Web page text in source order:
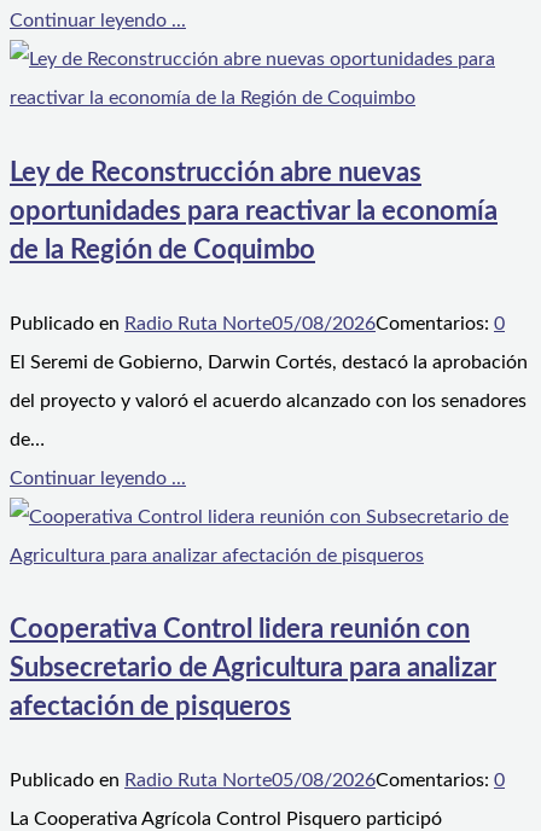
Continuar leyendo ...
Ley de Reconstrucción abre nuevas
oportunidades para reactivar la economía
de la Región de Coquimbo
Publicado en Radio Ruta Norte05/08/2026Comentarios: 0
El Seremi de Gobierno, Darwin Cortés, destacó la aprobación
del proyecto y valoró el acuerdo alcanzado con los senadores
de…
Continuar leyendo ...
Cooperativa Control lidera reunión con
Subsecretario de Agricultura para analizar
afectación de pisqueros
Publicado en Radio Ruta Norte05/08/2026Comentarios: 0
La Cooperativa Agrícola Control Pisquero participó